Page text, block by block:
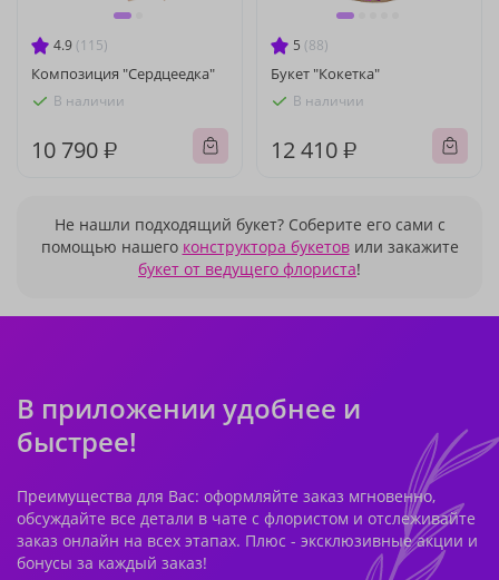
4.9 (115)
Композиция "Сердцеедка"
В наличии
10 790 ₽
5 (88)
Букет "Кокетка"
В наличии
12 410 ₽
Не нашли подходящий букет? Соберите его сами с
помощью нашего конструктора букетовили закажите
букет от ведущего флориста!
В приложении удобнее и
быстрее!
Преимущества для Вас: оформляйте заказ мгновенно,
обсуждайте все детали в чате с флористом и отслеживайте
заказ онлайн на всех этапах. Плюс - эксклюзивные акции и
бонусы за каждый заказ!